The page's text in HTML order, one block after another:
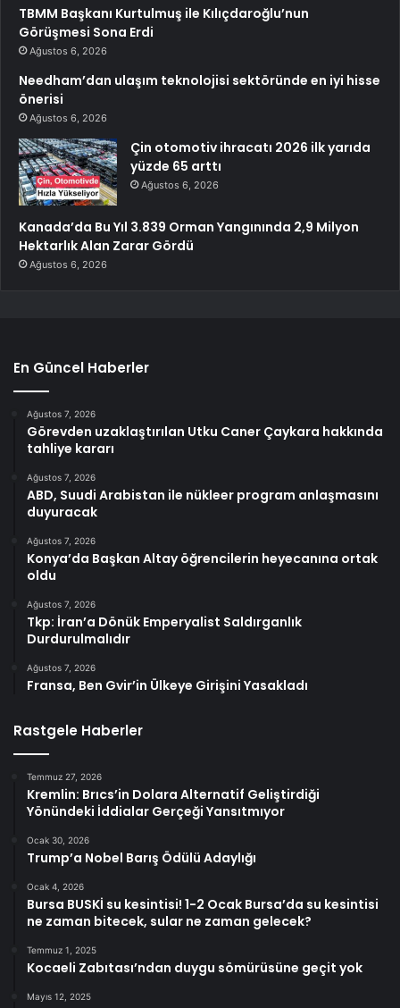
TBMM Başkanı Kurtulmuş ile Kılıçdaroğlu’nun
Görüşmesi Sona Erdi
Ağustos 6, 2026
Needham’dan ulaşım teknolojisi sektöründe en iyi hisse
önerisi
Ağustos 6, 2026
Çin otomotiv ihracatı 2026 ilk yarıda
yüzde 65 arttı
Ağustos 6, 2026
Kanada’da Bu Yıl 3.839 Orman Yangınında 2,9 Milyon
Hektarlık Alan Zarar Gördü
Ağustos 6, 2026
En Güncel Haberler
Ağustos 7, 2026
Görevden uzaklaştırılan Utku Caner Çaykara hakkında
tahliye kararı
Ağustos 7, 2026
ABD, Suudi Arabistan ile nükleer program anlaşmasını
duyuracak
Ağustos 7, 2026
Konya’da Başkan Altay öğrencilerin heyecanına ortak
oldu
Ağustos 7, 2026
Tkp: İran’a Dönük Emperyalist Saldırganlık
Durdurulmalıdır
Ağustos 7, 2026
Fransa, Ben Gvir’in Ülkeye Girişini Yasakladı
Rastgele Haberler
Temmuz 27, 2026
Kremlin: Brıcs’in Dolara Alternatif Geliştirdiği
Yönündeki İddialar Gerçeği Yansıtmıyor
Ocak 30, 2026
Trump’a Nobel Barış Ödülü Adaylığı
Ocak 4, 2026
Bursa BUSKİ su kesintisi! 1-2 Ocak Bursa’da su kesintisi
ne zaman bitecek, sular ne zaman gelecek?
Temmuz 1, 2025
Kocaeli Zabıtası’ndan duygu sömürüsüne geçit yok
Mayıs 12, 2025